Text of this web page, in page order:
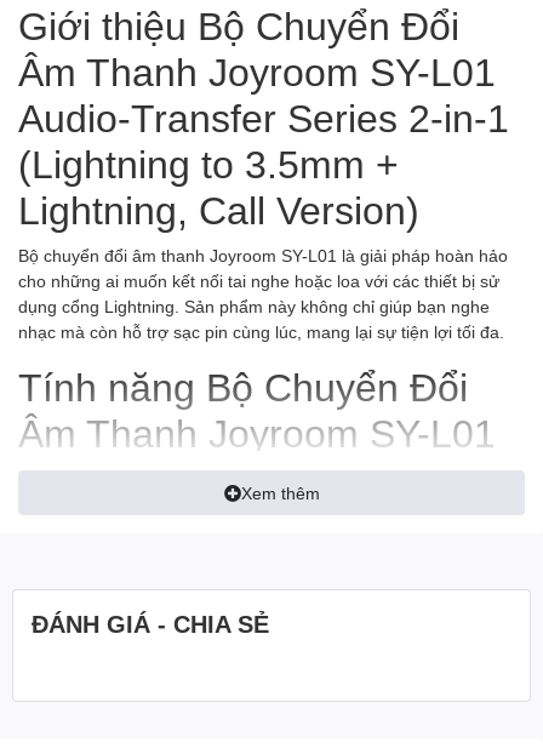
Giới thiệu Bộ Chuyển Đổi
Âm Thanh Joyroom SY-L01
Audio-Transfer Series 2-in-1
(Lightning to 3.5mm +
Lightning, Call Version)
Bộ chuyển đổi âm thanh Joyroom SY-L01 là giải pháp hoàn hảo
cho những ai muốn kết nối tai nghe hoặc loa với các thiết bị sử
dụng cổng Lightning. Sản phẩm này không chỉ giúp bạn nghe
nhạc mà còn hỗ trợ sạc pin cùng lúc, mang lại sự tiện lợi tối đa.
Tính năng Bộ Chuyển Đổi
Âm Thanh Joyroom SY-L01
Audio-Transfer Series 2-in-1
(Lightning to 3.5mm +
Chuyển đổi âm thanh và sạc cùng lúc
Xem thêm
ĐÁNH GIÁ - CHIA SẺ